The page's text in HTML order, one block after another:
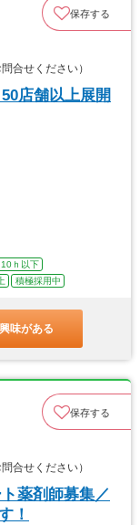
保存する
合せください）
店舗以上展開
ｈ以下
積極採用中
味がある
保存する
合せください）
薬剤師募集／
！